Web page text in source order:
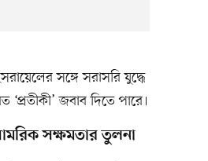
সঙ্গে সরাসরি যুদ্ধে
জবাব দিতে পারে।
সক্ষমতার তুলনা